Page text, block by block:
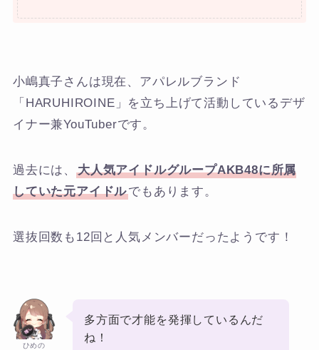
小嶋真子さんは現在、アパレルブランド
「HARUHIROINE」を立ち上げて活動しているデザ
イナー兼YouTuberです。
過去には、
大人気アイドルグループAKB48に所属
していた元アイドルでもあります。
選抜回数も12回と人気メンバーだったようです！
ひめの
多方面で才能を発揮しているんだ
ね！